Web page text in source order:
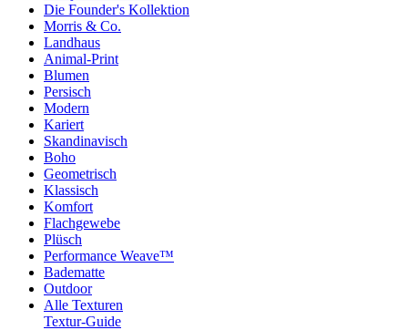
Die Founder's Kollektion
Morris & Co.
Landhaus
Animal-Print
Blumen
Persisch
Modern
Kariert
Skandinavisch
Boho
Geometrisch
Klassisch
Komfort
Flachgewebe
Plüsch
Performance Weave™
Badematte
Outdoor
Alle Texturen
Textur-Guide